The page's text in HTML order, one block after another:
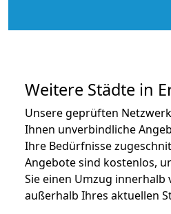
Weitere Städte in
Unsere geprüften
Ihnen unverbindliche
Ihre Bedürfnisse
Angebote sind kostenlos,
Sie einen Umzug
außerhalb Ihres aktuellen